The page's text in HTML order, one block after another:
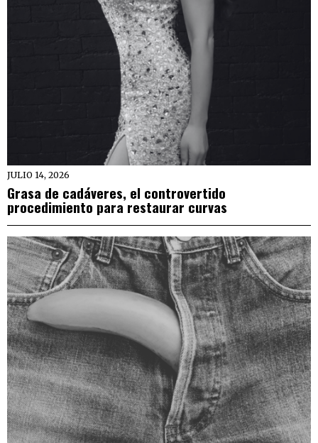
JULIO 14, 2026
Grasa de cadáveres, el controvertido
procedimiento para restaurar curvas